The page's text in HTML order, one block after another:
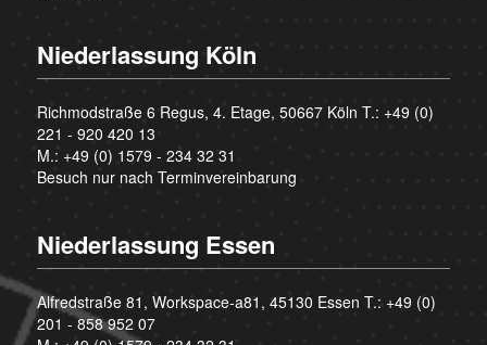
Niederlassung Köln
Richmodstraße 6 Regus, 4. Etage, 50667 Köln T.: +49 (0)
221 - 920 420 13
M.: +49 (0) 1579 - 234 32 31
Besuch nur nach Terminvereinbarung
Niederlassung Essen
Alfredstraße 81, Workspace-a81, 45130 Essen T.: +49 (0)
201 - 858 952 07